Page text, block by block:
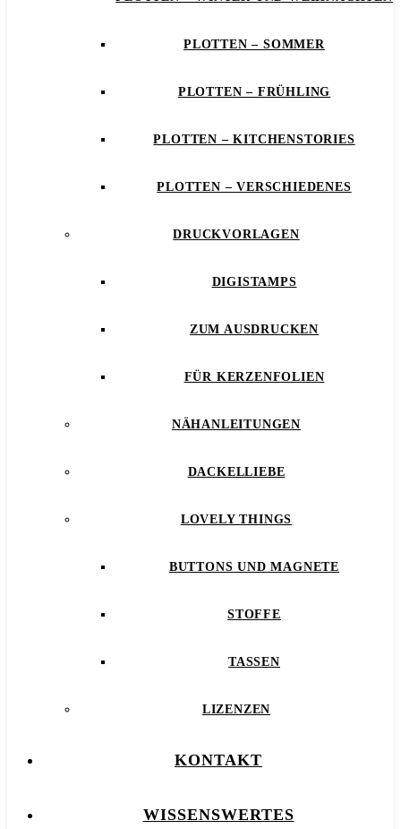
PLOTTEN – SOMMER
PLOTTEN – FRÜHLING
PLOTTEN – KITCHENSTORIES
PLOTTEN – VERSCHIEDENES
DRUCKVORLAGEN
DIGISTAMPS
ZUM AUSDRUCKEN
FÜR KERZENFOLIEN
NÄHANLEITUNGEN
DACKELLIEBE
LOVELY THINGS
BUTTONS UND MAGNETE
STOFFE
TASSEN
LIZENZEN
KONTAKT
WISSENSWERTES